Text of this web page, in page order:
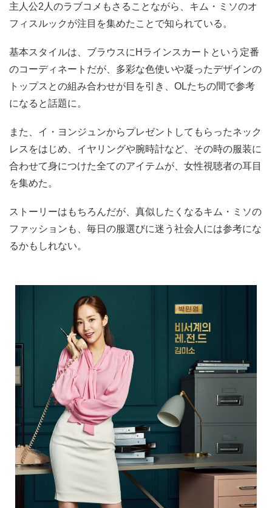
主人公2人のラブコメもさることながら、キム・ミソのオ
フィスルックが注目を集めたことで知られている。
基本スタイルは、ブラウスにHラインスカートという定番
のコーディネートだが、多彩な色使いや凝ったデザインの
トップスとの組み合わせが目を引き、OLたちの間で参考
になると話題に。
また、イ・ヨンジュンからプレゼントしてもらったネック
レスをはじめ、イヤリングや腕時計など、その時の服装に
合わせて身につけた全てのアイテムが、女性視聴者の耳目
を集めた。
ストーリーはもちろんだが、真似したくなるキム・ミソの
ファッションも、毎日の服選びに迷う社会人には参考にな
るかもしれない。